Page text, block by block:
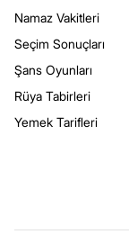
Namaz Vakitleri
Seçim Sonuçları
Şans Oyunları
Rüya Tabirleri
Yemek Tarifleri